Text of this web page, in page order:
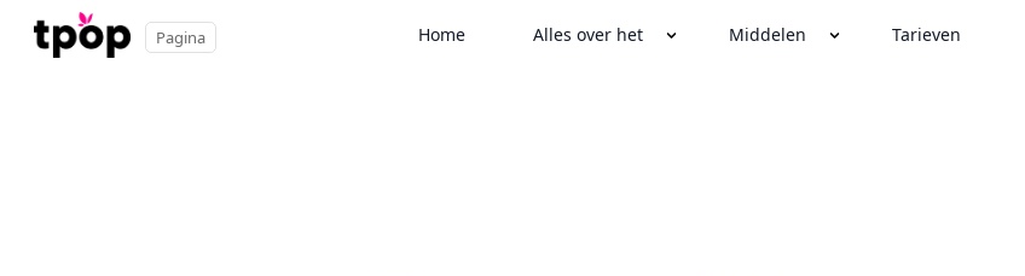
Pagina Home Alles over het Middelen Tarieven